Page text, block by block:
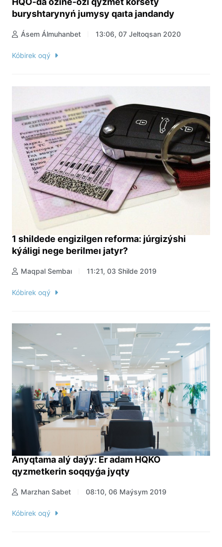
buryshtarynyń jumysy qaıta jandandy
Ásem Álmuhanbet 13:06, 07 Jeltoqsan 2020
Kóbirek oqý
1 shildede engizilgen reforma: júrgizýshi
kýáligi nege berilmeı jatyr?
Maqpal Sembaı 11:21, 03 Shilde 2019
Kóbirek oqý
Anyqtama alý daýy: Er adam HQKO
qyzmetkerin soqqyǵa jyqty
Marzhan Sabet 08:10, 06 Maýsym 2019
Kóbirek oqý